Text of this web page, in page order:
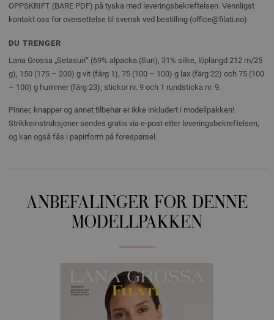
OPPSKRIFT (BARE PDF) på tyska med leveringsbekreftelsen. Vennligst
kontakt oss for oversettelse til svensk ved bestilling (office@filati.no).
DU TRENGER
Lana Grossa „Setasuri“ (69% alpacka (Suri), 31% silke, löplängd 212 m/25
g), 150 (175 – 200) g vit (färg 1), 75 (100 – 100) g lax (färg 22) och 75 (100
– 100) g hummer (färg 23); stickor nr. 9 och 1 rundsticka nr. 9.
Pinner, knapper og annet tilbehør er ikke inkludert i modellpakken!
Strikkeinstruksjoner sendes gratis via e-post etter leveringsbekreftelsen,
og kan også fås i papirform på forespørsel.
ANBEFALINGER FOR DENNE
MODELLPAKKEN